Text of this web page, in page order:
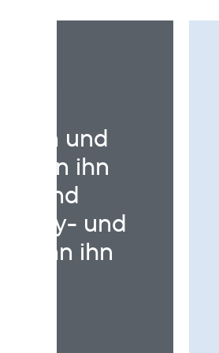
hat
Peodukt
es nie
dadurch